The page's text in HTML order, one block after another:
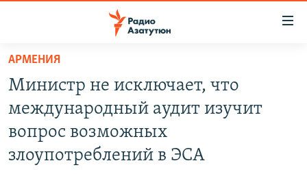
Перейти
основному
содержанию
основной
ПОЛИТИКА
АРМЕНИЯ
Министр не исключает, что
международный аудит изучит
вопрос возможных
злоупотреблений в ЭСА